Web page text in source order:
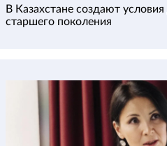
В Казахстане создают
старшего поколения